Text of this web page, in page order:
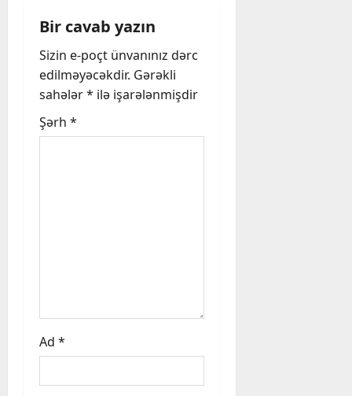
v
i
g
a
Bir cavab yazın
Sizin e-poçt ünvanınız dərc
edilməyəcəkdir. Gərəkli
sahələr* ilə işarələnmişdir
Şərh *
Ad *